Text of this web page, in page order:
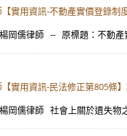
實用資訊-不動產實價登錄制
岡儒律師 -- 原標題：不動產
實用資訊-民法修正第805條
岡儒律師 社會上關於遺失